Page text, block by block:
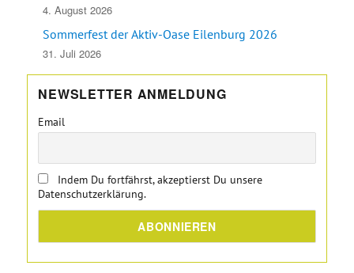
4. August 2026
Sommerfest der Aktiv-Oase Eilenburg 2026
31. Juli 2026
NEWSLETTER ANMELDUNG
Email
Indem Du fortfährst, akzeptierst Du unsere
Datenschutzerklärung.